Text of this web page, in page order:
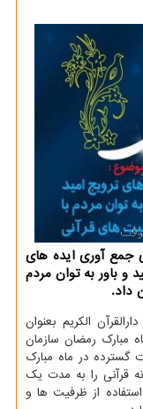
جمع آوری ایده های
و باور به توان مردم
داد.
الکریم بعنوان
مبارک رمضان سازمان
گسترده در ماه مبارک
قرآنی را به مدت یک
۱۴۰۰) و به منظور استفاده از ظرفیت ها و